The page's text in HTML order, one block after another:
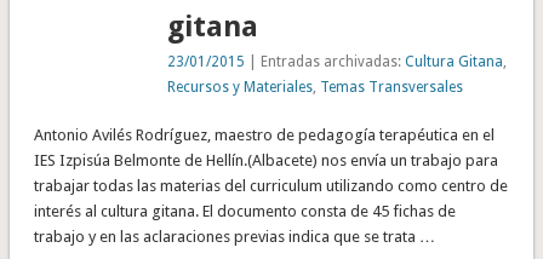
gitana
23/01/2015 | Entradas archivadas:Cultura Gitana,
Recursos y Materiales, Temas Transversales
Antonio Avilés Rodríguez, maestro de pedagogía terapéutica en el
IES Izpisúa Belmonte de Hellín.(Albacete) nos envía un trabajo para
trabajar todas las materias del curriculum utilizando como centro de
interés al cultura gitana. El documento consta de 45 fichas de
trabajo y en las aclaraciones previas indica que se trata …